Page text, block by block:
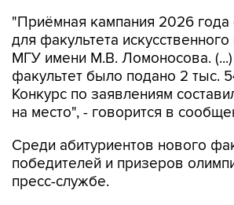
"Приёмная кампания 2026 года
для факультета искусственного
МГУ имени М.В. Ломоносова. (...)
факультет было подано 2 тыс.
Конкурс по заявлениям
на место", - говорится в
Среди абитуриентов нового
победителей и призеров
пресс-службе.